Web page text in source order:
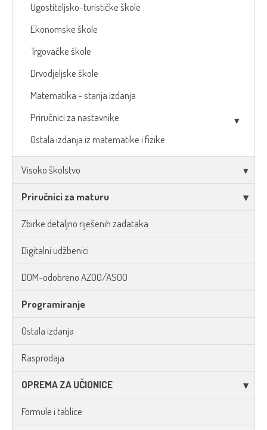
Ugostiteljsko-turističke škole
Ekonomske škole
Trgovačke škole
Drvodjeljske škole
Matematika - starija izdanja
Priručnici za nastavnike
Ostala izdanja iz matematike i fizike
Visoko školstvo
Priručnici za maturu
Zbirke detaljno riješenih zadataka
Digitalni udžbenici
DOM-odobreno AZOO/ASOO
Programiranje
Ostala izdanja
Rasprodaja
OPREMA ZA UČIONICE
Formule i tablice